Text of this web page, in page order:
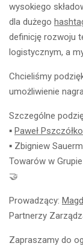
wysokiego
dla dużego
definicję rozwoju
logistycznym, a
Chcieliśmy
umożliwienie
Szczególne
▪ Paweł
▪ Zbigniew
Towarów w
🤝
Prowadzący:
Partnerzy
Zapraszamy do